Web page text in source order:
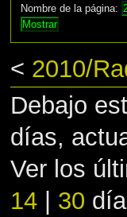
Nombre de la página:
< 2010/
Debajo
días,
Ver los
14| 30